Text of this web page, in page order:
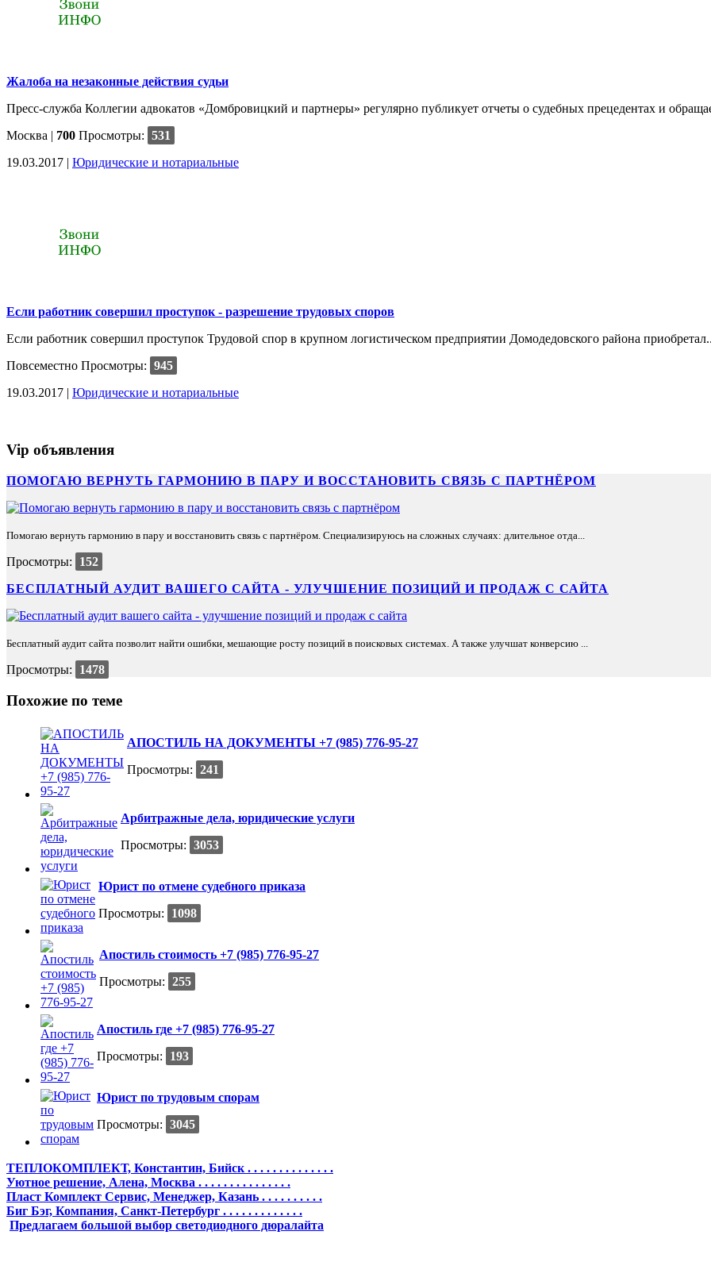
Жалоба на незаконные действия судьи
Пресс-служба Коллегии адвокатов «Домбровицкий и партнеры» регулярно публикует отчеты о судебных прецедентах и
Москва | 700 Просмотры: 531
19.03.2017 | Юридические и нотариальные
Если работник совершил проступок - разрешение трудовых споров
Если работник совершил проступок Трудовой спор в крупном логистическом предприятии Домодедовского района
Повсеместно Просмотры: 945
19.03.2017 | Юридические и нотариальные
Vip объявления
ПОМОГАЮ ВЕРНУТЬ ГАРМОНИЮ В ПАРУ И ВОССТАНОВИТЬ СВЯЗЬ С ПАРТНЁРОМ
Помогаю вернуть гармонию в пару и восстановить связь с партнёром. Специализируюсь на сложных случаях: длительное отда...
Просмотры:
152
БЕСПЛАТНЫЙ АУДИТ ВАШЕГО САЙТА - УЛУЧШЕНИЕ ПОЗИЦИЙ И ПРОДАЖ С САЙТА
Бесплатный аудит сайта позволит найти ошибки, мешающие росту позиций в поисковых системах. А также улучшат конверсию ...
Просмотры: 1478
Похожие по теме
АПОСТИЛЬ НА ДОКУМЕНТЫ +7 (985) 776-95-27
Просмотры: 241
Арбитражные дела, юридические услуги
Просмотры: 3053
Юрист по отмене судебного приказа
Просмотры:
1098
Апостиль стоимость +7 (985) 776-95-27
Просмотры: 255
Апостиль где +7 (985) 776-95-27
Просмотры:
193
Юрист по трудовым спорам
Просмотры: 3045
ТЕПЛОКОМПЛЕКТ, Константин, Бийск . . . . . . . . . . . . . .
Уютное решение, Алена, Москва . . . . . . . . . . . . . . .
Пласт Комплект Сервис, Менеджер, Казань . . . . . . . . . .
Биг Бэг, Компания, Санкт-Петербург . . . . . . . . . . . . .
Предлагаем большой выбор светодиодного дюралайта